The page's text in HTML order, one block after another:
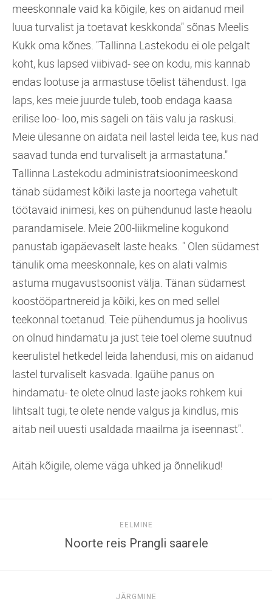
meeskonnale vaid ka kõigile, kes on aidanud meil
luua turvalist ja toetavat keskkonda" sõnas Meelis
Kukk oma kõnes. "Tallinna Lastekodu ei ole pelgalt
koht, kus lapsed viibivad- see on kodu, mis kannab
endas lootuse ja armastuse tõelist tähendust. Iga
laps, kes meie juurde tuleb, toob endaga kaasa
erilise loo- loo, mis sageli on täis valu ja raskusi.
Meie ülesanne on aidata neil lastel leida tee, kus nad
saavad tunda end turvaliselt ja armastatuna."
Tallinna Lastekodu administratsioonimeeskond
tänab südamest kõiki laste ja noortega vahetult
töötavaid inimesi, kes on pühendunud laste heaolu
parandamisele. Meie 200-liikmeline kogukond
panustab igapäevaselt laste heaks. " Olen südamest
tänulik oma meeskonnale, kes on alati valmis
astuma mugavustsoonist välja. Tänan südamest
koostööpartnereid ja kõiki, kes on med sellel
teekonnal toetanud. Teie pühendumus ja hoolivus
on olnud hindamatu ja just teie toel oleme suutnud
keerulistel hetkedel leida lahendusi, mis on aidanud
lastel turvaliselt kasvada. Igaühe panus on
hindamatu- te olete olnud laste jaoks rohkem kui
lihtsalt tugi, te olete nende valgus ja kindlus, mis
aitab neil uuesti usaldada maailma ja iseennast".
Aitäh kõigile, oleme väga uhked ja õnnelikud!
EELMINE
Noorte reis Prangli saarele
JÄRGMINE